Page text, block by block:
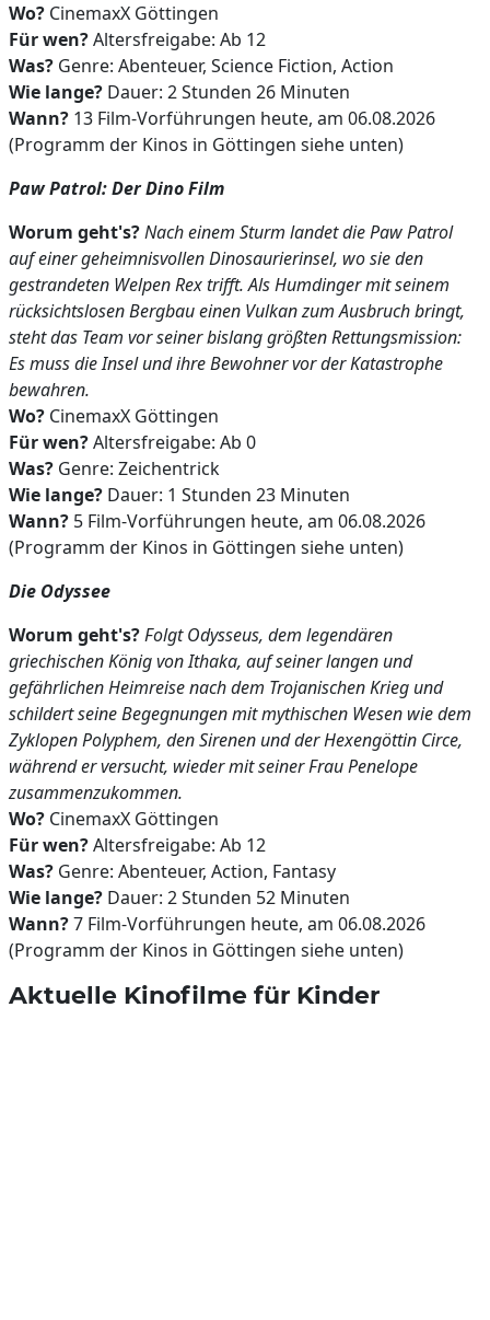
Wo? CinemaxX Göttingen
Für wen?Altersfreigabe: Ab 12
Was? Genre: Abenteuer, Science Fiction, Action
Wie lange? Dauer: 2 Stunden 26 Minuten
Wann? 13 Film-Vorführungen heute, am 06.08.2026
(Programm der Kinos in Göttingen siehe unten)
Paw Patrol: Der Dino Film
Worum geht's?Nach einem Sturm landet die Paw Patrol
auf einer geheimnisvollen Dinosaurierinsel, wo sie den
gestrandeten Welpen Rex trifft. Als Humdinger mit seinem
rücksichtslosen Bergbau einen Vulkan zum Ausbruch bringt,
steht das Team vor seiner bislang größten Rettungsmission:
Es muss die Insel und ihre Bewohner vor der Katastrophe
bewahren.
Wo? CinemaxX Göttingen
Für wen?Altersfreigabe: Ab 0
Was? Genre: Zeichentrick
Wie lange? Dauer: 1 Stunden 23 Minuten
Wann? 5 Film-Vorführungen heute, am 06.08.2026
(Programm der Kinos in Göttingen siehe unten)
Die Odyssee
Worum geht's?Folgt Odysseus, dem legendären
griechischen König von Ithaka, auf seiner langen und
gefährlichen Heimreise nach dem Trojanischen Krieg und
schildert seine Begegnungen mit mythischen Wesen wie dem
Zyklopen Polyphem, den Sirenen und der Hexengöttin Circe,
während er versucht, wieder mit seiner Frau Penelope
zusammenzukommen.
Wo? CinemaxX Göttingen
Für wen?Altersfreigabe: Ab 12
Was? Genre: Abenteuer, Action, Fantasy
Wie lange? Dauer: 2 Stunden 52 Minuten
Wann?7 Film-Vorführungen heute, am 06.08.2026
(Programm der Kinos in Göttingen siehe unten)
Aktuelle Kinofilme für Kinder